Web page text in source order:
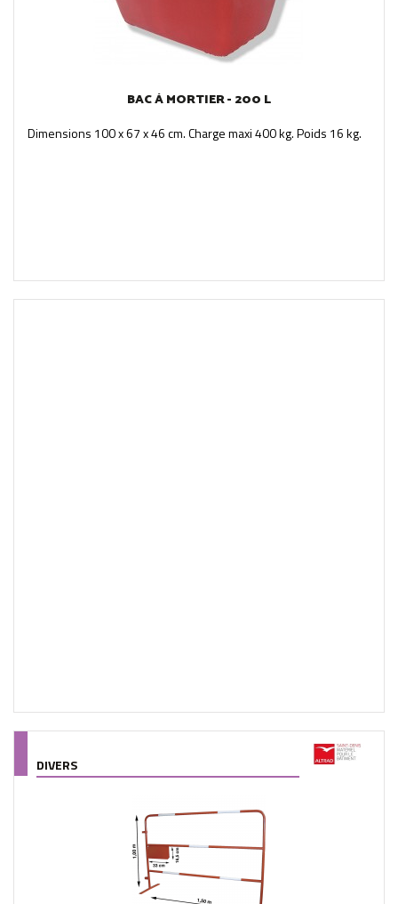
BAC À MORTIER - 200 L
Dimensions 100 x 67 x 46 cm. Charge maxi 400 kg. Poids 16 kg.
DIVERS